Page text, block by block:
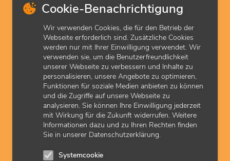
Cookie-Benachrichtigung
Wir verwenden Cookies, die für den Betrieb der
Webseite erforderlich sind. Zusätzliche Cookies
werden nur mit Ihrer Einwilligung verwendet. Wir
verwenden sie, um die Benutzerfreundlichkeit
unserer Webseite zu verbessern und Inhalte zu
personalisieren, unsere Angebote zu optimieren,
Funktionen für soziale Medien anbieten zu können
und die Zugriffe auf unsere Webseite zu
analysieren. Sie können Ihre Einwilligung jederzeit
mit Wirkung für die Zukunft widerrufen. Weitere
Informationen dazu und zu Ihren Rechten finden
Sie in unserer Datenschutzerklärung.
Systemcookie
ich grundsätzlich abrechnen?
Was muss ich bei der Dokumentation beachten?
Wie wird die Qualität geprüft / die Genehmigung
aufrechterhalten?
Welche rechtlichen Grundlagen sind maßgebend?
zuletzt aktualisiert am: 16.10.2025
Downloads
Antrag bei Änderungen Akupunktur | pdf | 129 KB